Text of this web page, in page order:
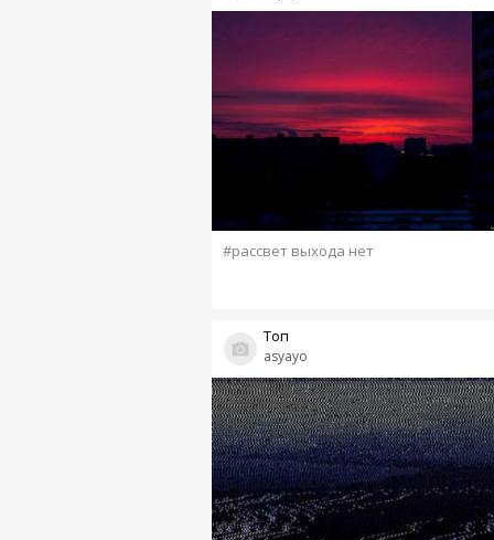
#рассвет выхода нет
asyayo
Топ